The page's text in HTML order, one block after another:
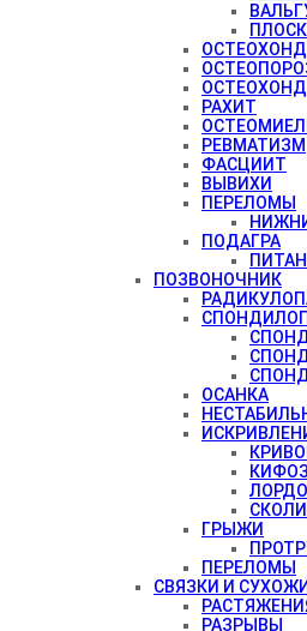
РАХИТ
РЕВМАТИЗМ
ФАСЦИИТ
ВЫВИХИ
ПЕРЕЛОМЫ
ПОДАГРА
ПОЗВОНОЧНИК
ОСАНКА
КИФОЗ
ГРЫЖИ
ПЕРЕЛОМЫ
СВЯЗКИ И
РАЗРЫВЫ